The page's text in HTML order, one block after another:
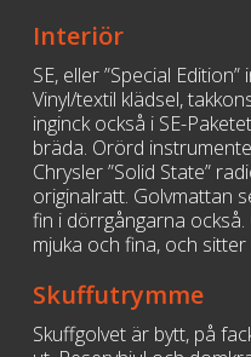
Interiör
SE, eller ”Special
Vinyl/textil klädsel,
inginck också i SE-
bräda. Orörd
Chrysler ”Solid State”
originalratt. Golvmattan
fin i dörrgångarna
mjuka och fina, och sitter
Skuffutrymme
Skuffgolvet är bytt, på